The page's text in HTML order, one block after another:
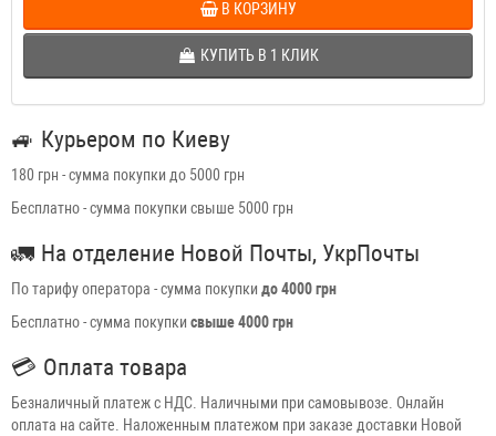
В КОРЗИНУ
КУПИТЬ В 1 КЛИК
🚙 Курьером по Киеву
180 грн - сумма покупки до 5000 грн
Бесплатно - сумма покупки свыше 5000 грн
🚛 На отделение Новой Почты, УкрПочты
По тарифу оператора - сумма покупки до 4000 грн
Бесплатно - сумма покупки свыше 4000 грн
💳 Оплата товара
Безналичный платеж с НДС. Наличными при самовывозе. Онлайн
оплата на сайте. Наложенным платежом при заказе доставки Новой